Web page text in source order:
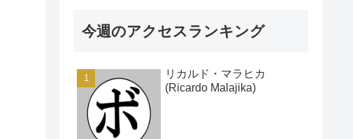
今週のアクセスランキング
リカルド・マラヒカ
(Ricardo Malajika)